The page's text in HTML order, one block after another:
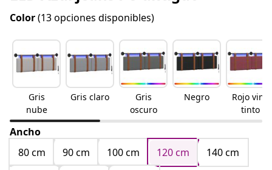
Color(13 opciones disponibles)
Gris
nube
Gris claro
Gris
oscuro
Negro
Rojo vino
tinto
Ancho
80 cm
90 cm 100 cm 120 cm
140 cm